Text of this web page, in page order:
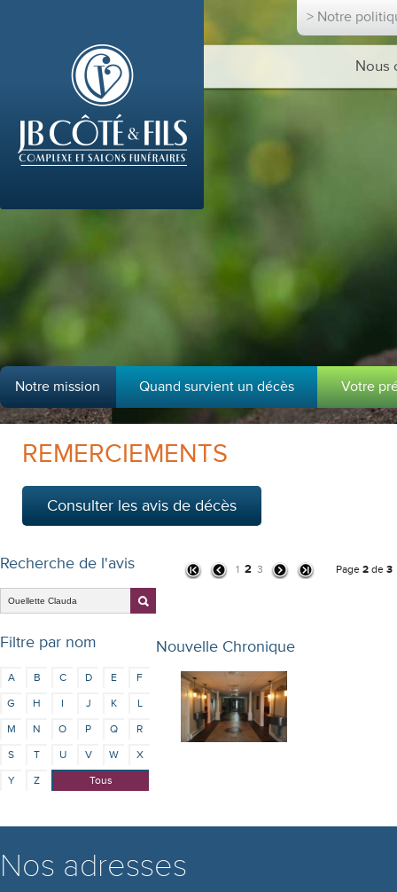
> Notre
Nous
Notre mission Quand survient un décès Votre
REMERCIEMENTS
Consulter les avis de décès
Recherche de l'avis
Filtre par nom
A B C D E
F
G
H I J K
L
M
N O P Q
R
S
T U V W
X
Y
Z Tous
1 2 3 Page 2 de 3
Nouvelle Chronique
Nos adresses